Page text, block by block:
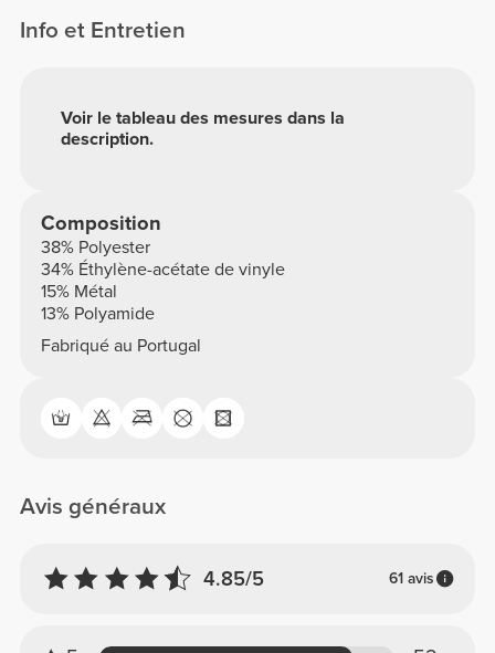
Info et Entretien
Voir le tableau des mesures dans la
description.
Composition
38% Polyester
34% Éthylène-acétate de vinyle
15% Métal
13% Polyamide
Fabriqué au Portugal
Avis généraux
4.85/5 61 avis